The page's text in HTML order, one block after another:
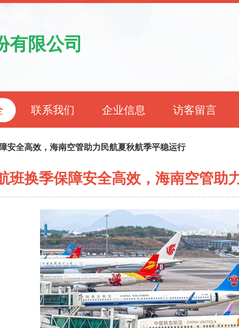
有限公司
联系我们 企业信息 访客留言
安全高效，海南空管助力民航夏秋航季平稳运行
班换季保障安全高效，海南空管助